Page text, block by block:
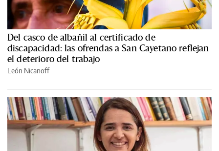
Del casco de albañil al certificado de
discapacidad: las ofrendas a San Cayetano reflejan
el deterioro del trabajo
León Nicanoff